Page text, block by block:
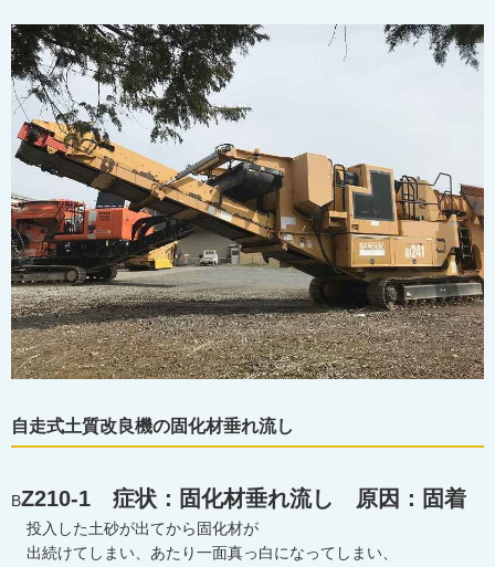
自走式土質改良機の固化材垂れ流し
BZ210-1 症状：固化材垂れ流し 原因：固着
投入した土砂が出てから固化材が
出続けてしまい、あたり一面真っ白になってしまい、